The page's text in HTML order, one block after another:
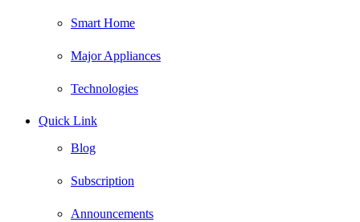
Smart Home
Major Appliances
Technologies
Quick Link
Blog
Subscription
Announcements